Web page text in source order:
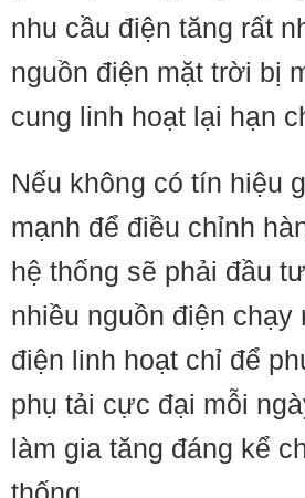
nhu cầu điện tăng rất
nguồn điện mặt trời bị
cung linh hoạt lại hạn
Nếu không có tín hiệu
mạnh để điều chỉnh
hệ thống sẽ phải đầu
nhiều nguồn điện chạy
điện linh hoạt chỉ để
phụ tải cực đại mỗi
làm gia tăng đáng kể